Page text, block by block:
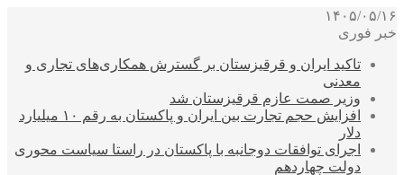
۱۴۰۵/۰۵/۱۶
خبر فوری
تاکید ایران و قرقیزستان بر گسترش همکاری‌های تجاری و
معدنی
وزیر صمت عازم قرقیزستان شد
افزایش حجم تجارت بین ایران و پاکستان به رقم ۱۰ میلیارد
دلار
اجرای توافقات دوجانبه با پاکستان در راستا سیاست محوری
دولت چهاردهم